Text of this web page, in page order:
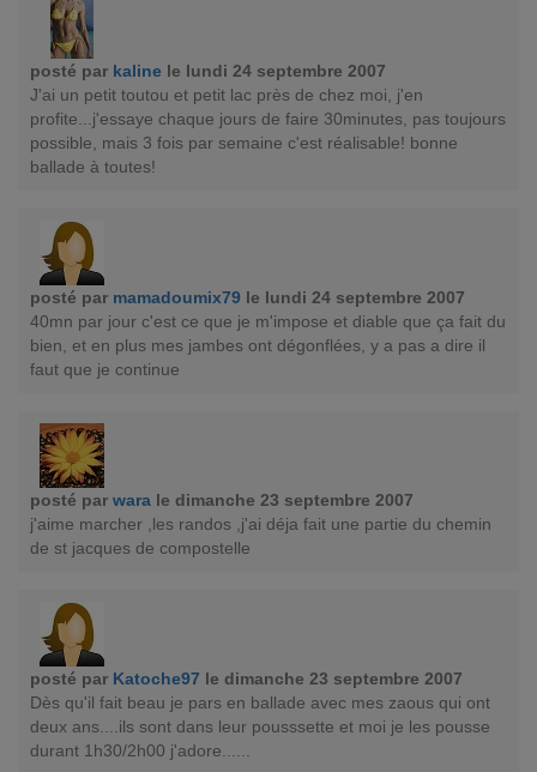
posté par kaline le lundi 24 septembre 2007
J'ai un petit toutou et petit lac près de chez moi, j'en
profite...j'essaye chaque jours de faire 30minutes, pas toujours
possible, mais 3 fois par semaine c'est réalisable! bonne
ballade à toutes!
posté par mamadoumix79 le lundi 24 septembre 2007
40mn par jour c'est ce que je m'impose et diable que ça fait du
bien, et en plus mes jambes ont dégonflées, y a pas a dire il
faut que je continue
posté par wara le dimanche 23 septembre 2007
j'aime marcher ,les randos ,j'ai déja fait une partie du chemin
de st jacques de compostelle
posté par Katoche97 le dimanche 23 septembre 2007
Dès qu'il fait beau je pars en ballade avec mes zaous qui ont
deux ans....ils sont dans leur pousssette et moi je les pousse
durant 1h30/2h00 j'adore......